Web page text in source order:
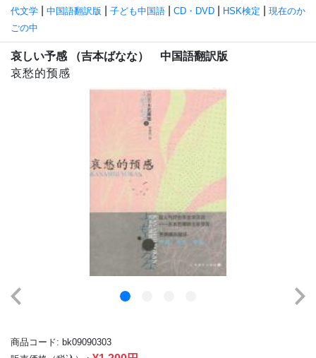
代文学
中国語翻訳版 子ども中国語 CD・DVD HSK検定
現在のか
ごの中
哀しい予感 （吉本ばなな） 中国語翻訳版
哀愁的预感